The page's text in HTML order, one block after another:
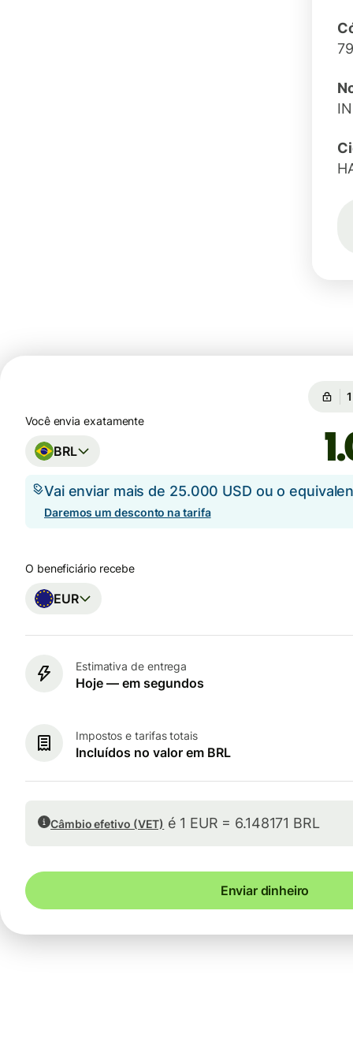
Você envia exatamente
BRL
Vai enviar mais de 25.000 USD ou o
Daremos um desconto na tarifa
O beneficiário recebe
EUR
Estimativa de entrega
Hoje — em segundos
Impostos e tarifas totais
Incluídos no valor em BRL
Câmbio efetivo (VET) é 1 EUR = 6.148171 BRL
Enviar dinheiro